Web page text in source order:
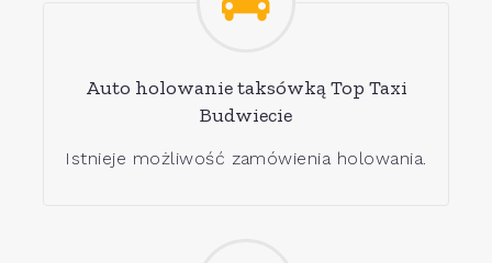
Auto holowanie taksówką Top Taxi
Budwiecie
Istnieje możliwość zamówienia holowania.